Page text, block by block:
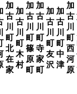
加
古
川
町
北
在
家
加
古
川
町
木
村
加
古
川
町
篠
原
町
加
古
川
町
寺
家
町
加
古
川
町
友
沢
加
古
川
町
中
津
加
古
川
町
西
河
原